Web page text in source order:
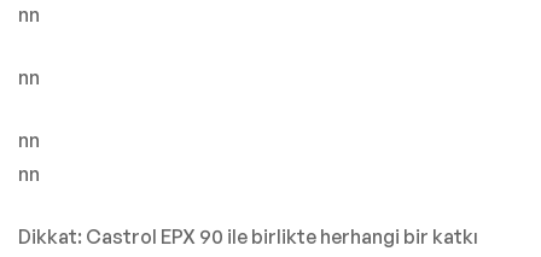
nn
nn
nn
nn
Dikkat: Castrol EPX 90 ile birlikte herhangi bir katkı